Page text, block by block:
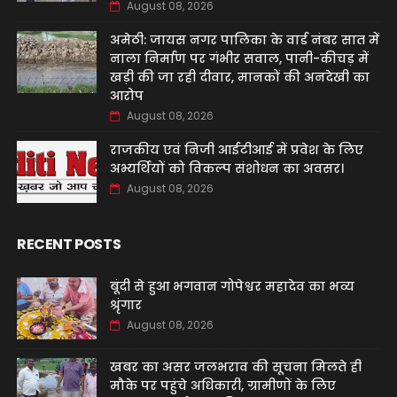
August 08, 2026
अमेठी: जायस नगर पालिका के वार्ड नंबर सात में
नाला निर्माण पर गंभीर सवाल, पानी-कीचड़ में
खड़ी की जा रही दीवार, मानकों की अनदेखी का
आरोप
August 08, 2026
‌राजकीय एवं निजी आईटीआई में प्रवेश के लिए
अभ्यर्थियों को विकल्प संशोधन का अवसर।
August 08, 2026
RECENT POSTS
बूंदी से हुआ भगवान गोपेश्वर महादेव का भव्य
श्रृंगार
August 08, 2026
खबर का असर जलभराव की सूचना मिलते ही
मौके पर पहुंचे अधिकारी, ग्रामीणों के लिए